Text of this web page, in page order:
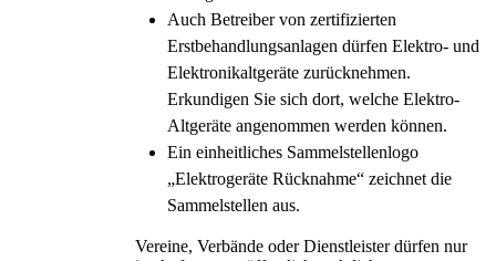
Auch Betreiber von zertifizierten
Erstbehandlungsanlagen dürfen Elektro- und
Elektronikaltgeräte zurücknehmen.
Erkundigen Sie sich dort, welche Elektro-
Altgeräte angenommen werden können.
Ein einheitliches Sammelstellenlogo
„Elektrogeräte Rücknahme“ zeichnet die
Sammelstellen aus.
Vereine, Verbände oder Dienstleister dürfen nur